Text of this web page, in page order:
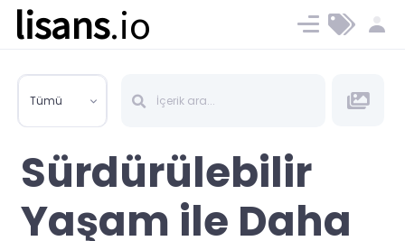
lisans.io Ücret ve Planlar
Tümü
Sürdürülebilir
Yaşam ile Daha